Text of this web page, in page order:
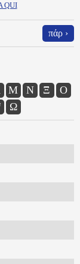
QUI
πάρ ›
Μ Ν Ξ
Ο
Ω